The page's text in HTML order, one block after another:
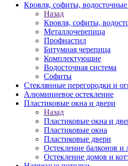
Кровля, софиты,
Назад
Кровля, софиты,
Металлочерепица
Профнастил
Битумная черепица
Комплектующие
Водосточная система
Софиты
Стеклянные перегородки и
Алюминиевое остекление
Пластиковые окна и двери
Назад
Пластиковые окна и
Пластиковые окна
Пластиковые двери
Остекление балконов и
Остекление домов и